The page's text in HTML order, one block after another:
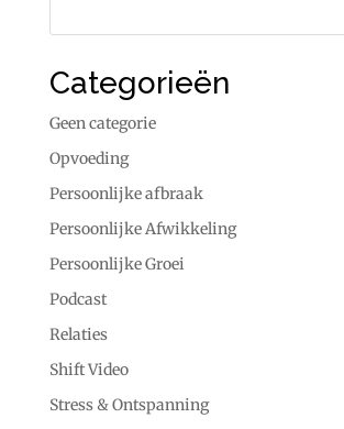
Categorieën
Geen categorie
Opvoeding
Persoonlijke afbraak
Persoonlijke Afwikkeling
Persoonlijke Groei
Podcast
Relaties
Shift Video
Stress & Ontspanning